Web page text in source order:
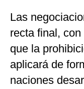
Las
recta final,
que la
aplicará de
naciones